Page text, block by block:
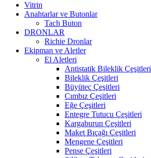
Vitrin
Anahtarlar ve Butonlar
Tach Buton
DRONLAR
Richie Dronlar
Ekipman ve Aletler
El Aletleri
Antistatik Bileklik Çeşitleri
Bileklik Çeşitleri
Büyüteç Çeşitleri
Cımbız Çeşitleri
Eğe Çeşitleri
Entegre Tutucu Çeşitleri
Kargaburun Çeşitleri
Maket Bıçağı Çeşitleri
Mengene Çeşitleri
Pense Çeşitleri